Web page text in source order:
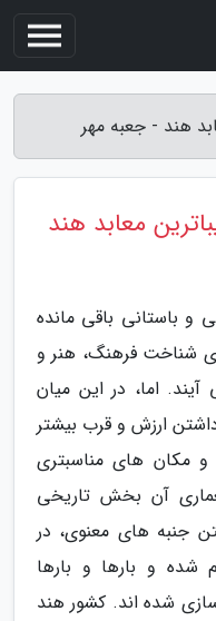
هند - جعبه مهر
معابد هند
و باستانی باقی مانده
شناخت فرهنگ، هنر و
اما، در این میان
ارزش و قرب بیشتر
و مکان های مناسبتری
آن بخش تاریخی
جنبه های معنوی، در
و بارها و بارها
شده اند. کشور هند